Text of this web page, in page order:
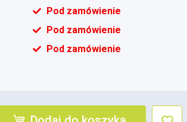
Pod zamówienie
Pod zamówienie
Pod zamówienie